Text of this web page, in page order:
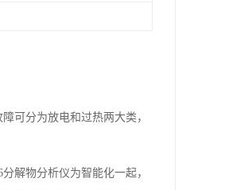
可分为放电和过热两大类，
解物分析仪为智能化一起，